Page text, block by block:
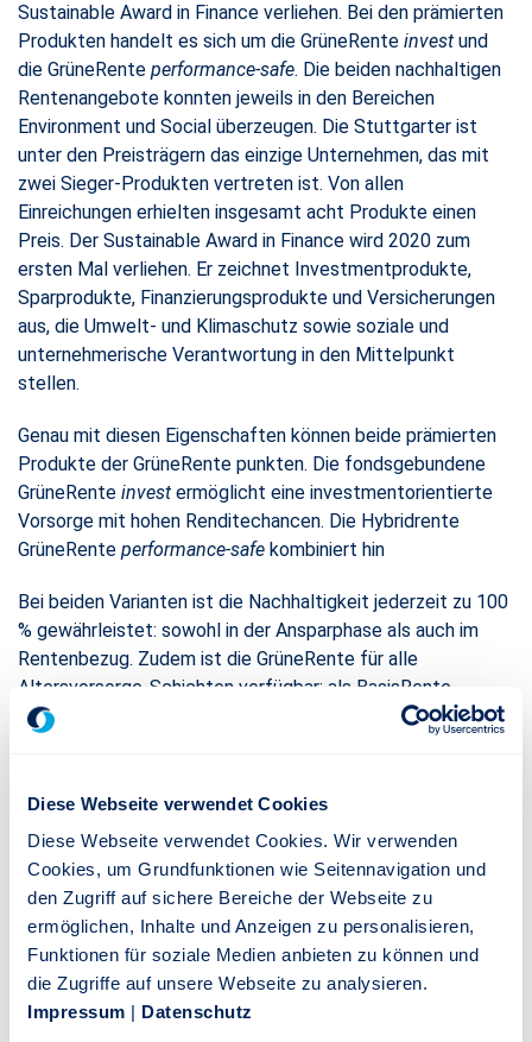
Diese Webseite verwendet Cookies
Diese Webseite verwendet Cookies. Wir verwenden
Cookies, um Grundfunktionen wie Seitennavigation und
den Zugriff auf sichere Bereiche der Webseite zu
ermöglichen, Inhalte und Anzeigen zu personalisieren,
Funktionen für soziale Medien anbieten zu können und
die Zugriffe auf unsere Webseite zu analysieren.
Impressum | Datenschutz
Sustainable Award in Finance verliehen. Bei den prämierten
Produkten handelt es sich um die GrüneRente invest und
die GrüneRente performance-safe. Die beiden nachhaltigen
Rentenangebote konnten jeweils in den Bereichen
Environment und Social überzeugen. Die Stuttgarter ist
unter den Preisträgern das einzige Unternehmen, das mit
zwei Sieger-Produkten vertreten ist. Von allen
Einreichungen erhielten insgesamt acht Produkte einen
Preis. Der Sustainable Award in Finance wird 2020 zum
ersten Mal verliehen. Er zeichnet Investmentprodukte,
Sparprodukte, Finanzierungsprodukte und Versicherungen
aus, die Umwelt- und Klimaschutz sowie soziale und
unternehmerische Verantwortung in den Mittelpunkt
stellen.
Genau mit diesen Eigenschaften können beide prämierten
Produkte der GrüneRente punkten. Die fondsgebundene
GrüneRente invest ermöglicht eine investmentorientierte
Vorsorge mit hohen Renditechancen. Die Hybridrente
GrüneRente performance-safe kombiniert hin
Bei beiden Varianten ist die Nachhaltigkeit jederzeit zu 100
% gewährleistet: sowohl in der Ansparphase als auch im
Rentenbezug. Zudem ist die GrüneRente für alle
Altersvorsorge-Schichten verfügbar: als BasisRente,
RiesterRente, Privatrente und Kindervorsorge sowie in der
Die Jury von Morgen & Morgen begründet ihre
Entscheidung mit der Nachhaltigkeit der Fonds, die bei den
prämierten Produkten zur Auswahl stehen: „Die Anbieterin,
die Stuttgarter Lebensversicherung, achtet bei der
Vorauswahl der Fonds auf die Nachhaltigkeitskompetenz
bzw. das -Rating sowie die Transparenz der
Investmentgesellschaft“, so die Jurymitglieder. Das Fonds-